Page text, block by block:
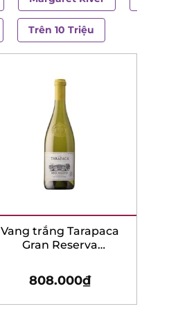
Trên 10 Triệu
Vang trắng Tarapaca
Gran Reserva
808.000₫